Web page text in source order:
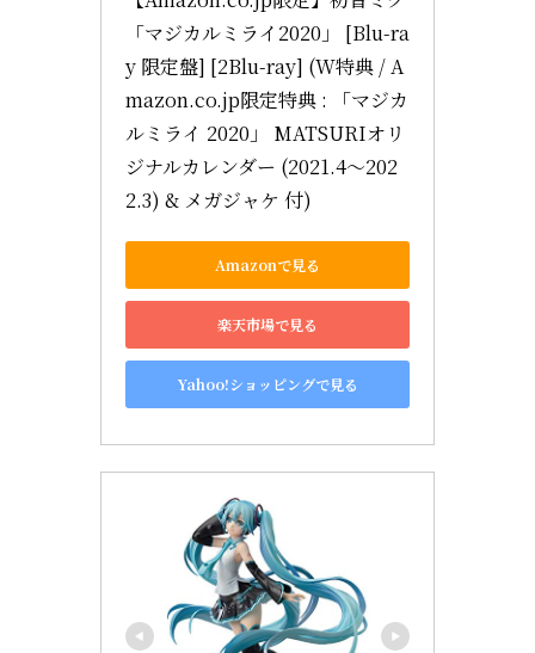
「マジカルミライ2020」 [Blu-ra
y 限定盤] [2Blu-ray] (W特典 / A
mazon.co.jp限定特典 : 「マジカ
ルミライ 2020」 MATSURIオリ
ジナルカレンダー (2021.4〜202
2.3) & メガジャケ 付)
Amazonで見る
楽天市場で見る
Yahoo!ショッピングで見る